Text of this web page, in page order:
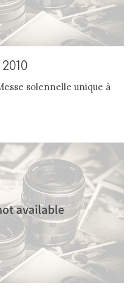
solennelle unique à